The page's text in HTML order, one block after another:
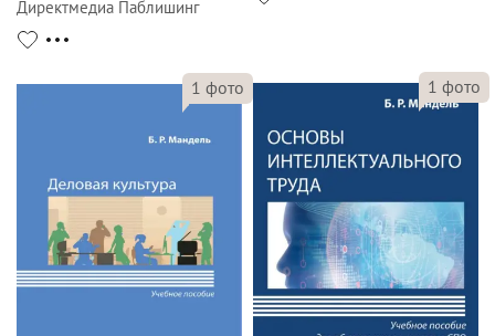
Директмедиа Паблишинг
1 фото 1 фото